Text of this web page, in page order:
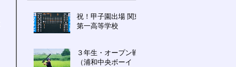
祝！甲子園出場 関東
第一高等学校
３年生・オープン戦
（浦和中央ボーイ